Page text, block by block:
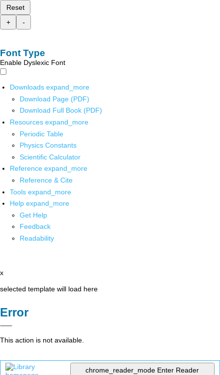
Reset
+
-
Font Type
Enable Dyslexic Font
Downloads expand_more
Download Page (PDF)
Download Full Book (PDF)
Resources expand_more
Periodic Table
Physics Constants
Scientific Calculator
Reference expand_more
Reference & Cite
Tools expand_more
Help expand_more
Get Help
Feedback
Readability
x
selected template will load here
Error
This action is not available.
chrome_reader_mode Enter Reader